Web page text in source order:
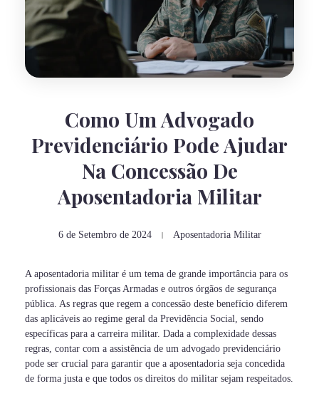
Como Um Advogado
Previdenciário Pode Ajudar
Na Concessão De
Aposentadoria Militar
6 de Setembro de 2024 Aposentadoria Militar
A aposentadoria militar é um tema de grande importância para os
profissionais das Forças Armadas e outros órgãos de segurança
pública. As regras que regem a concessão deste benefício diferem
das aplicáveis ao regime geral da Previdência Social, sendo
específicas para a carreira militar. Dada a complexidade dessas
regras, contar com a assistência de um advogado previdenciário
pode ser crucial para garantir que a aposentadoria seja concedida
de forma justa e que todos os direitos do militar sejam respeitados.